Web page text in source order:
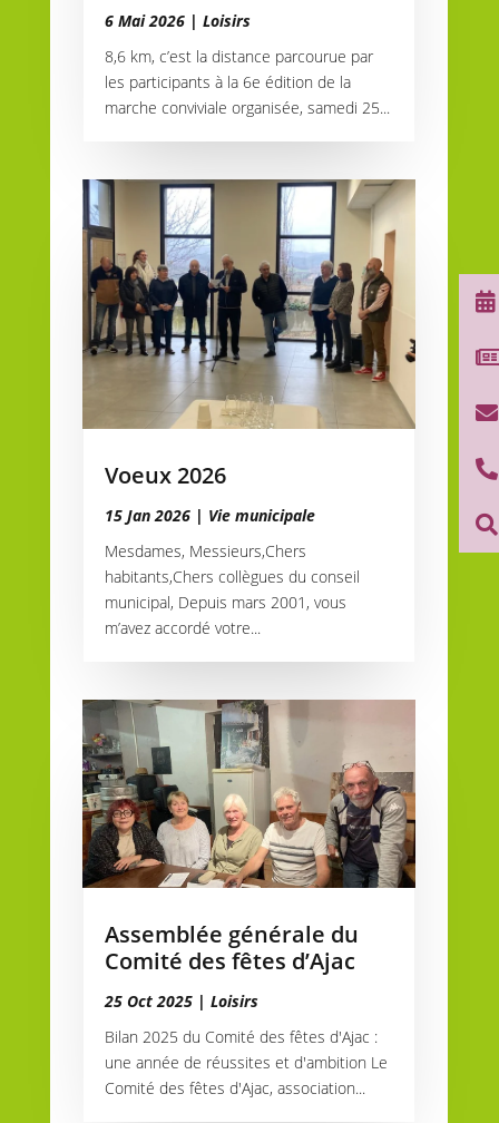




6 Mai 2026| Loisirs
8,6 km, c’est la distance parcourue par
les participants à la 6e édition de la
marche conviviale organisée, samedi 25...
Voeux 2026
15 Jan 2026| Vie municipale
Mesdames, Messieurs,Chers
habitants,Chers collègues du conseil
municipal, Depuis mars 2001, vous
m’avez accordé votre...
Assemblée générale du
Comité des fêtes d’Ajac
25 Oct 2025| Loisirs
Bilan 2025 du Comité des fêtes d'Ajac :
une année de réussites et d'ambition Le
Comité des fêtes d'Ajac, association...